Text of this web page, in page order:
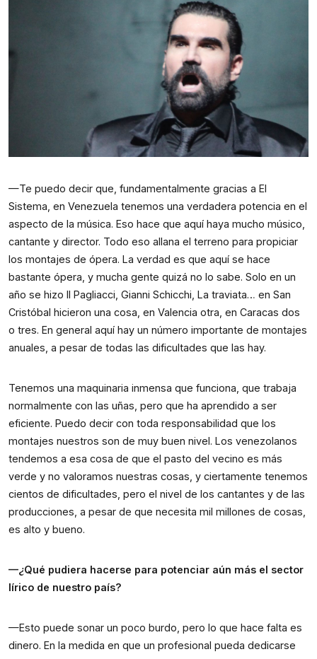
—Te puedo decir que, fundamentalmente gracias a El
Sistema, en Venezuela tenemos una verdadera potencia en el
aspecto de la música. Eso hace que aquí haya mucho músico,
cantante y director. Todo eso allana el terreno para propiciar
los montajes de ópera. La verdad es que aquí se hace
bastante ópera, y mucha gente quizá no lo sabe. Solo en un
año se hizo Il Pagliacci, Gianni Schicchi, La traviata… en San
Cristóbal hicieron una cosa, en Valencia otra, en Caracas dos
o tres. En general aquí hay un número importante de montajes
anuales, a pesar de todas las dificultades que las hay.
Tenemos una maquinaria inmensa que funciona, que trabaja
normalmente con las uñas, pero que ha aprendido a ser
eficiente. Puedo decir con toda responsabilidad que los
montajes nuestros son de muy buen nivel. Los venezolanos
tendemos a esa cosa de que el pasto del vecino es más
verde y no valoramos nuestras cosas, y ciertamente tenemos
cientos de dificultades, pero el nivel de los cantantes y de las
producciones, a pesar de que necesita mil millones de cosas,
es alto y bueno.
—¿Qué pudiera hacerse para potenciar aún más el sector
lírico de nuestro país?
—Esto puede sonar un poco burdo, pero lo que hace falta es
dinero. En la medida en que un profesional pueda dedicarse